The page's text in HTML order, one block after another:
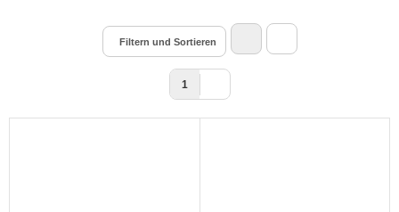
Filtern und Sortieren
1